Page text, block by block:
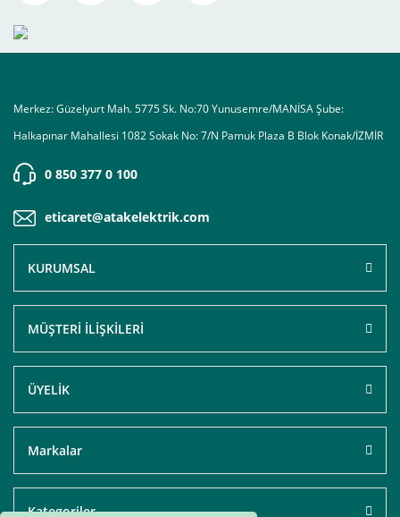
Merkez: Güzelyurt Mah. 5775 Sk. No:70 Yunusemre/MANİSA Şube:
Halkapınar Mahallesi 1082 Sokak No: 7/N Pamuk Plaza B Blok Konak/İZMİR
0 850 377 0 100
eticaret@atakelektrik.com
KURUMSAL
MÜŞTERİ İLİŞKİLERİ
ÜYELİK
Markalar
Kategoriler